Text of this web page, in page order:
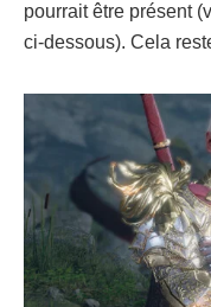
pourrait être présent
ci-dessous). Cela